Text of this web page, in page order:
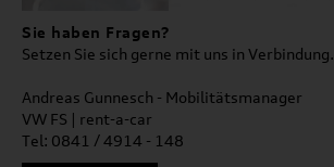
Sie haben Fragen?
Setzen Sie sich gerne mit uns in Verbindung.
Andreas Gunnesch - Mobilitätsmanager
VW FS | rent-a-car
Tel: 0841 / 4914 - 148